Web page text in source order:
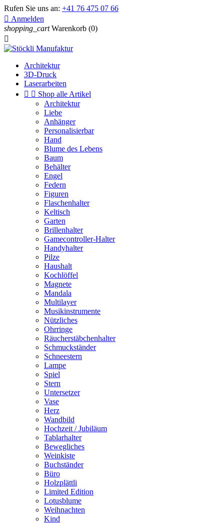
Rufen Sie uns an: +41 76 475 07 66
 Anmelden
shopping_cart Warenkorb (0)

Architektur
3D-Druck
Laserarbeiten
  Shop alle Artikel
Architektur
Liebe
Anhänger
Personalisierbar
Hand
Blume des Lebens
Baum
Behälter
Engel
Federn
Figuren
Flaschenhalter
Keltisch
Garten
Brillenhalter
Gamecontroller-Halter
Handyhalter
Pilze
Haushalt
Kochlöffel
Magnete
Mandala
Multilayer
Musikinstrumente
Nützliches
Ohrringe
Räucherstäbchenhalter
Schmuckständer
Schneestern
Lampe
Spiel
Stern
Untersetzer
Vase
Herz
Wandbild
Hochzeit / Jubiläum
Tablarhalter
Bewegliches
Weinkiste
Buchständer
Büro
Holzplättli
Limited Edition
Lotusblume
Weihnachten
Kind